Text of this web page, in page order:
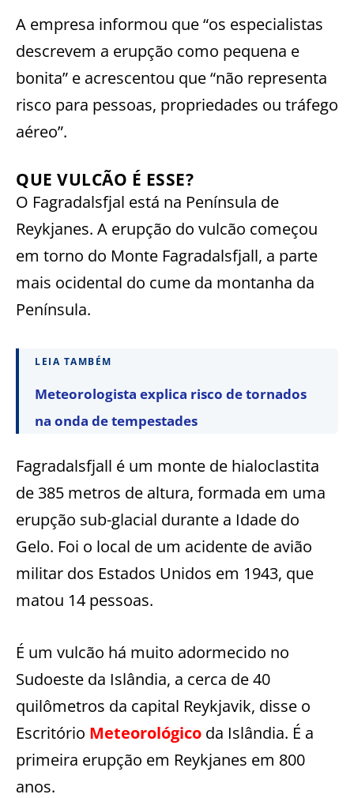
A empresa informou que “os especialistas
descrevem a erupção como pequena e
bonita” e acrescentou que “não representa
risco para pessoas, propriedades ou tráfego
aéreo”.
QUE VULCÃO É ESSE?
O Fagradalsfjal está na Península de
Reykjanes. A erupção do vulcão começou
em torno do Monte Fagradalsfjall, a parte
mais ocidental do cume da montanha da
Península.
LEIA TAMBÉM
Meteorologista explica risco de tornados
na onda de tempestades
Fagradalsfjall é um monte de hialoclastita
de 385 metros de altura, formada em uma
erupção sub-glacial durante a Idade do
Gelo. Foi o local de um acidente de avião
militar dos Estados Unidos em 1943, que
matou 14 pessoas.
É um vulcão há muito adormecido no
Sudoeste da Islândia, a cerca de 40
quilômetros da capital Reykjavik, disse o
Escritório Meteorológico da Islândia. É a
primeira erupção em Reykjanes em 800
anos.